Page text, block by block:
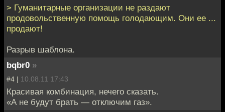
> Гуманитарные организации не раздают
продовольственную помощь голодающим. Они ее ...
продают!
Разрыв шаблона.
bqbr0 »
#4 | 10.08.11 17:43
Красивая комбинация, нечего сказать.
«А не будут брать — отключим газ».